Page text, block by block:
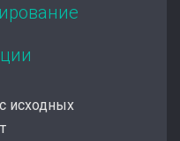
исходных